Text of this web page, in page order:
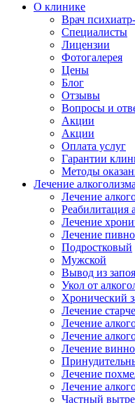
О клинике
Врач
Специалисты
Лицензии
Фотогалерея
Цены
Блог
Отзывы
Вопросы и
Акции
Акции
Оплата услуг
Гарантии
Методы
Лечение алкоголизма
Лечение
Реабилитация
Лечение
Лечение
Подростковый
Мужской
Вывод из
Укол от
Хронический
Лечение
Лечение
Лечение
Лечение
Лечение
Лечение
Частный